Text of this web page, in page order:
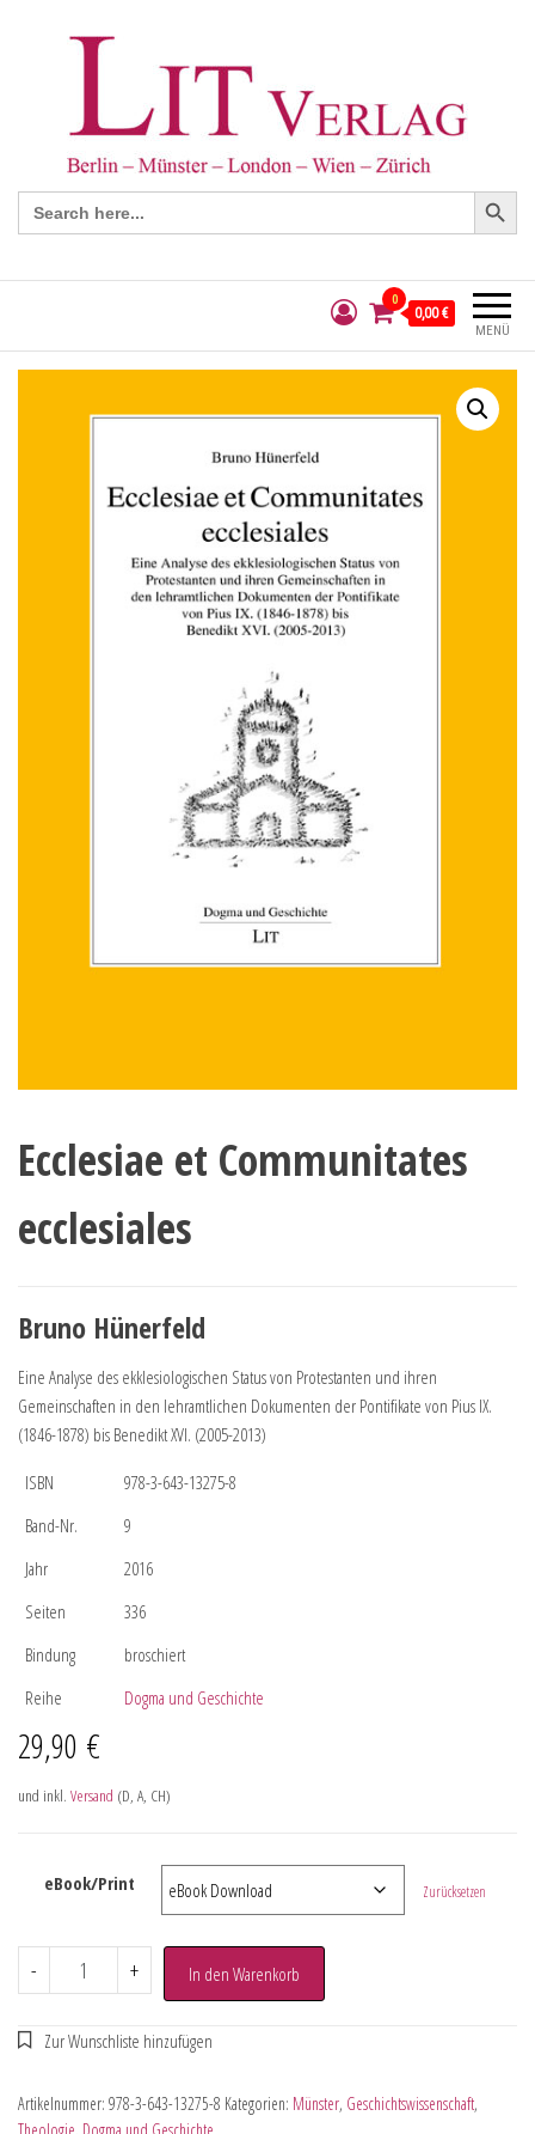
Search
for:
Search Button
MENÜ
0
0,00 €
Ecclesiae et Communitates
ecclesiales
Bruno Hünerfeld
Eine Analyse des ekklesiologischen Status von Protestanten und ihren
Gemeinschaften in den lehramtlichen Dokumenten der Pontifikate von Pius IX.
(1846-1878) bis Benedikt XVI. (2005-2013)
ISBN
978-3-643-13275-8
Band-Nr.
9
Jahr
2016
Seiten
336
Bindung
broschiert
Reihe
Dogma und Geschichte
29,90 €
und inkl. Versand (D, A, CH)
eBook/Print Zurücksetzen
- + In den Warenkorb
Artikelnummer: 978-3-643-13275-8 Kategorien: Münster, Geschichtswissenschaft,